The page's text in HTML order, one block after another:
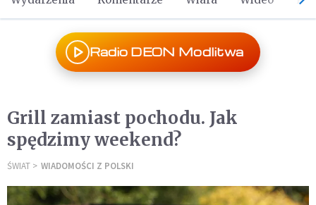
Radio DEON Modlitwa
Grill zamiast pochodu. Jak
spędzimy weekend?
ŚWIAT WIADOMOŚCI Z POLSKI